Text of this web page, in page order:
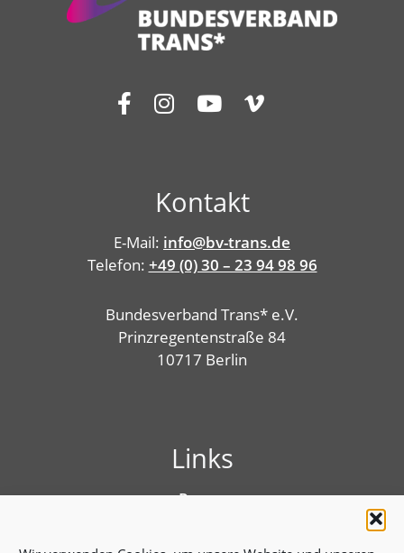
Kontakt
E-Mail: info@bv-trans.de
Telefon: +49 (0) 30 – 23 94 98 96
Bundesverband Trans* e.V.
Prinzregentenstraße 84
10717 Berlin
Links
Presse